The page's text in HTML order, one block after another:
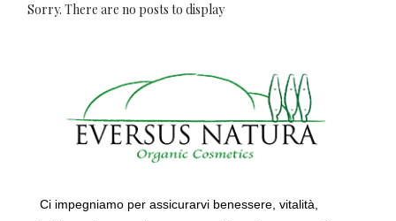
Sorry. There are no posts to display
Ci impegniamo per assicurarvi benessere, vitalità,